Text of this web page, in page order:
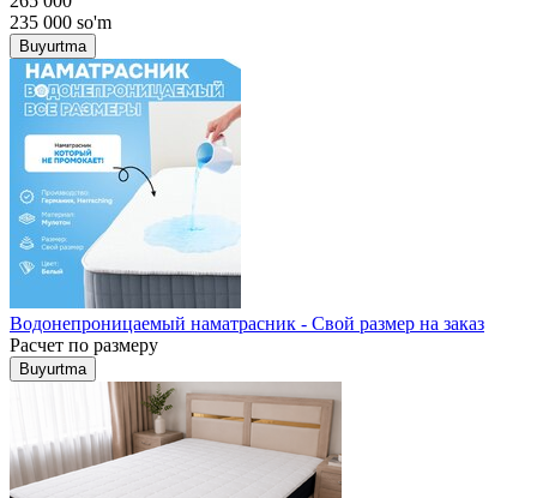
235 000 so'm
Buyurtma
Водонепроницаемый наматрасник - Свой размер на заказ
Расчет по размеру
Buyurtma